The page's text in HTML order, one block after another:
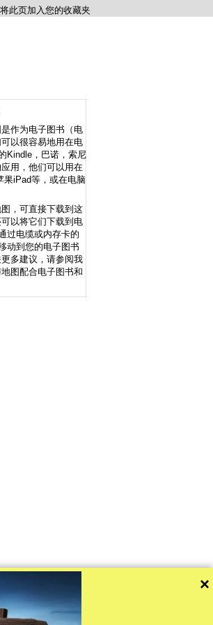
将此页加入您的收藏夹
作为电子图书（电
以很容易地用在电
Kindle，巴诺，索尼
用，他们可以用在
果iPad等，或在电脑
，可直接下载到这
以将它们下载到电
过电缆或内存卡的
动到您的电子图书
多建议，请参阅我
图配合电子图书和
×